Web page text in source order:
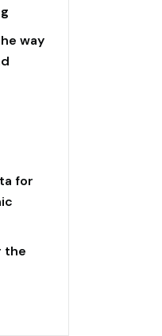
way
for
the